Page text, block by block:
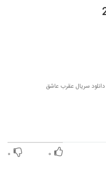
دانلود سریال عقرب عاشق
۰ ۰